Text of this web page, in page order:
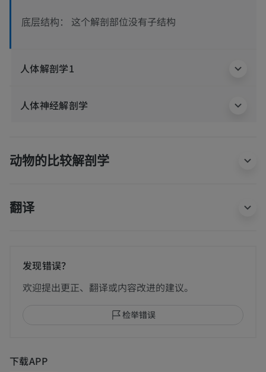
底层结构： 这个解剖部位没有子结构
人体解剖学1
人体神经解剖学
动物的比较解剖学
翻译
发现错误？
欢迎提出更正、翻译或内容改进的建议。
检举错误
下载APP